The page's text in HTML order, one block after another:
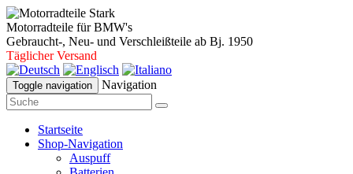
Motorradteile für BMW's
Gebraucht-, Neu- und Verschleißteile ab Bj. 1950
Täglicher Versand
Toggle navigation Navigation
Startseite
Shop-Navigation
Auspuff